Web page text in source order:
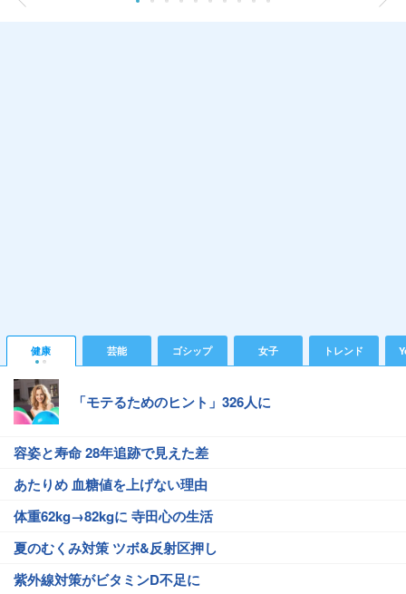
健康 芸能 ゴシップ 女子 トレンド
「モテるためのヒント」326人に
容姿と寿命 28年追跡で見えた差
あたりめ 血糖値を上げない理由
体重62kg→82kgに 寺田心の生活
夏のむくみ対策 ツボ&反射区押し
紫外線対策がビタミンD不足に